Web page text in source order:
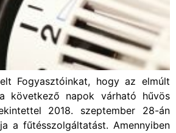
Fogyasztóinkat, hogy az elmúlt
következő napok várható hűvös
2018. szeptember 28-án
a fűtésszolgáltatást. Amennyiben